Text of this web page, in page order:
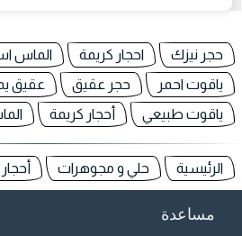
حجر نيزك احجار كريمة الماس
ياقوت احمر
حجر عقيق عقيق
ياقوت طبيعي
أحجار كريمة
الرئيسية حلي و مجوهرات
مساعدة